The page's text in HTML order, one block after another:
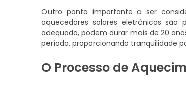
Outro ponto importante a ser
aquecedores solares eletrônicos
adequada, podem durar mais de 20
período, proporcionando tranquilidade
O Processo de